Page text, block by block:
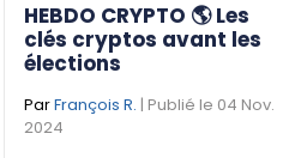
HEBDO CRYPTO 🌎 Les
clés cryptos avant les
élections
ParFrançois R. | Publié le 04 Nov.
2024